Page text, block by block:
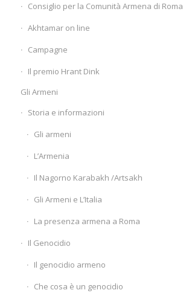
Consiglio per la Comunità Armena di Roma
Akhtamar on line
Campagne
Il premio Hrant Dink
Gli Armeni
Storia e informazioni
Gli armeni
L’Armenia
Il Nagorno Karabakh /Artsakh
Gli Armeni e L’Italia
La presenza armena a Roma
Il Genocidio
Il genocidio armeno
Che cosa è un genocidio